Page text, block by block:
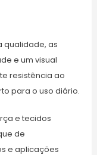
qualidade, as
e um visual
resistência ao
para o uso diário.
e tecidos
de
e aplicações